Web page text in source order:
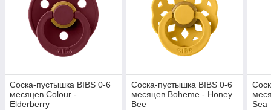
Cоска-пустышка BIBS 0-6
месяцев Colour -
Elderberry
Cоска-пустышка BIBS 0-6
месяцев Boheme - Honey
Bee
Sea